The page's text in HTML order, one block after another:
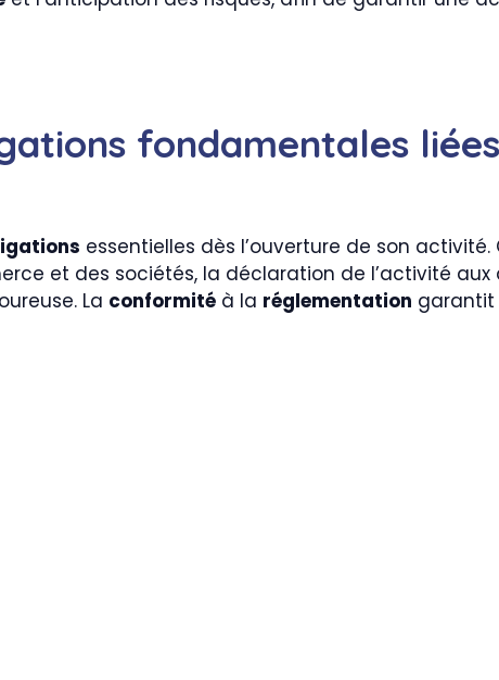
fondamentales
essentielles dès l’ouverture de son activité.
et des sociétés, la déclaration de l’activité
La conformité à la réglementation garantit